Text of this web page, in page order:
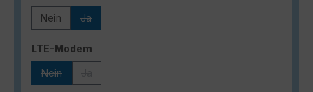
Nein Ja
LTE-Modem
Nein